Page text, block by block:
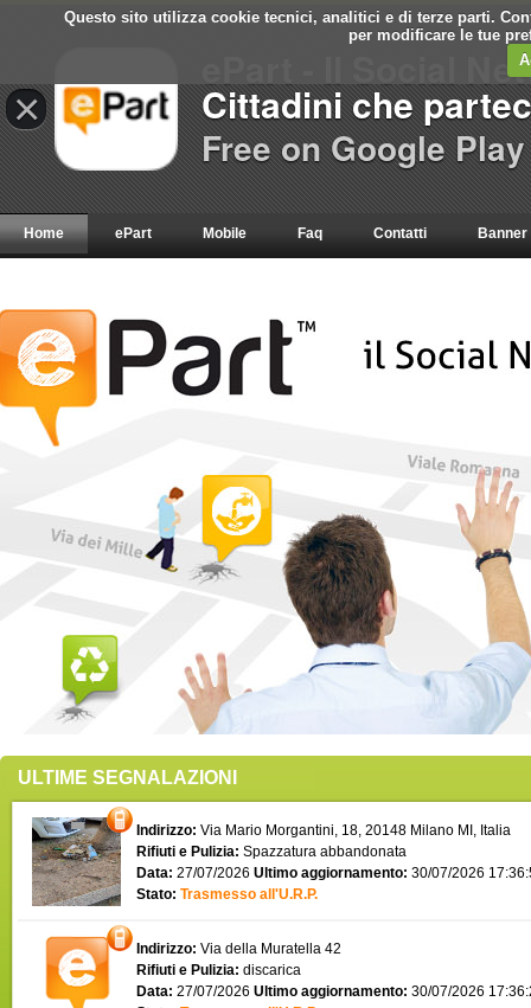
Questo sito utilizza cookie tecnici, analitici e di terze parti.
per modificare le tue
Home ePart Mobile Faq Contatti Banner
ULTIME SEGNALAZIONI
Indirizzo: Via Mario Morgantini, 18, 20148 Milano MI, Italia
Rifiuti e Pulizia: Spazzatura abbandonata
Data: 27/07/2026 Ultimo aggiornamento: 30/07/2026
Stato: Trasmesso all'U.R.P.
Indirizzo: Via della Muratella 42
Rifiuti e Pulizia: discarica
Data: 27/07/2026 Ultimo aggiornamento: 30/07/2026
×
ePart - Il Social
Cittadini che
Free on Google Play